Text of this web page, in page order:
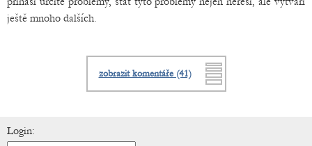
ještě mnoho dalších.
zobrazit komentáře (41)
Login: